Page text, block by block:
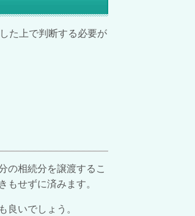
た上で判断する必要が
の相続分を譲渡するこ
もせずに済みます。
良いでしょう。